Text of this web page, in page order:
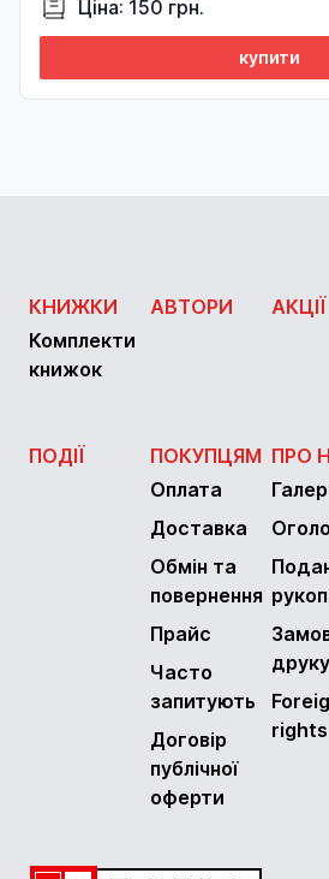
Ціна: 150 грн.
купити
КНИЖКИ
Комплекти
книжок
АВТОРИ АКЦІЇ
ПОДІЇ
ПОКУПЦЯМ
Оплата
Доставка
Обмін та
повернення
Прайс
Часто
запитують
Договір
публічної
оферти
ПРО
друку
rights